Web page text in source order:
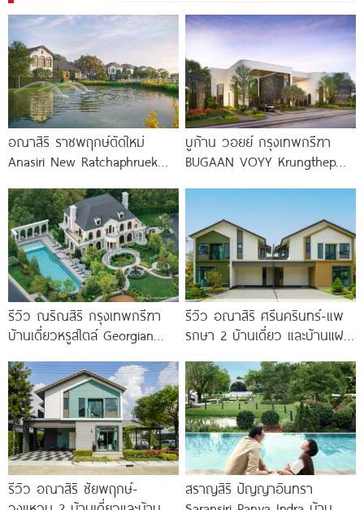
อณาสิริ ราชพฤกษ์ตัดใหม่
Anasiri New Ratchaphruek
กลางใหญ่กว่า 3 ไร่ พร้อม
บูก้าน วอยย์ กรุงเทพกรีฑา
BUGAAN VOYY Krungthep
นาที*
รีวิว ณริณสิริ กรุงเทพกรีฑา
บ้านเดี่ยวหรูสไตล์ Georgian
Brighton College
รีวิว อณาสิริ ศรีนครินทร์-แพ
รกษา 2 บ้านเดี่ยว และบ้านแฝด
รีวิว อณาสิริ ชัยพฤกษ์-
สราญสิริ ปัญญาอินทรา